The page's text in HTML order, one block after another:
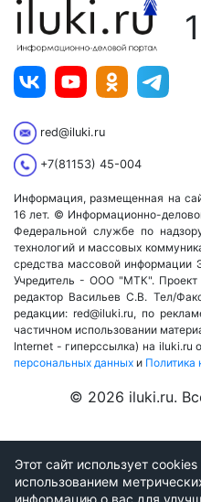
Этот сайт использует
использованием
информацию о вас для
red@iluki.ru
+7(81153) 45-004
Информация, размещенная на
16 лет. © Информационно-
Федеральной службе по
технологий и массовых
средства массовой
Учредитель - ООО "МТК". Проект
редактор Васильев С.В. Тел/
редакции: red@iluki.ru, по
частичном использовании
Internet - гиперссылка) на iluki.ru
персональных данных и Политика
© 2026 iluki.ru.